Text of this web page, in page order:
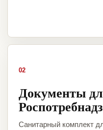
02
Документы
Санитарный комплект